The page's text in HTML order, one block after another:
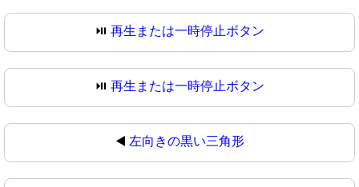
⏯️ 再生または一時停止ボタン
⏯ 再生または一時停止ボタン
◀️ 左向きの黒い三角形